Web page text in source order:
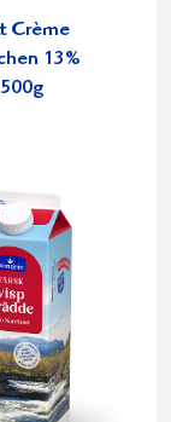
Crème
13%
500g